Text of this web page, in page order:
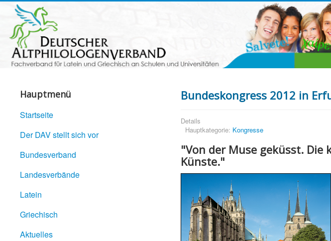
Hauptmenü
Startseite
Der DAV stellt sich vor
Bundesverband
Landesverbände
Latein
Griechisch
Aktuelles
Bundeskongress 2012 in
Details
Hauptkategorie: Kongresse
"Von der Muse geküsst. Die
Künste."